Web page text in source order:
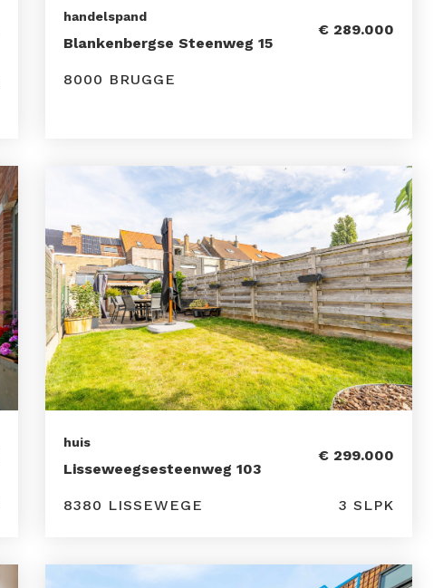
handelspand
Blankenbergse Steenweg 15
€ 289.000
8000 BRUGGE
huis
Lisseweegsesteenweg 103
€ 299.000
8380 LISSEWEGE 3 SLPK